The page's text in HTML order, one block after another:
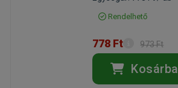
Rendelhető
778 Ft 973 Ft
Kosárba